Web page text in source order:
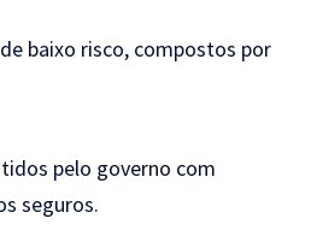
baixo risco, compostos por
pelo governo com
seguros.